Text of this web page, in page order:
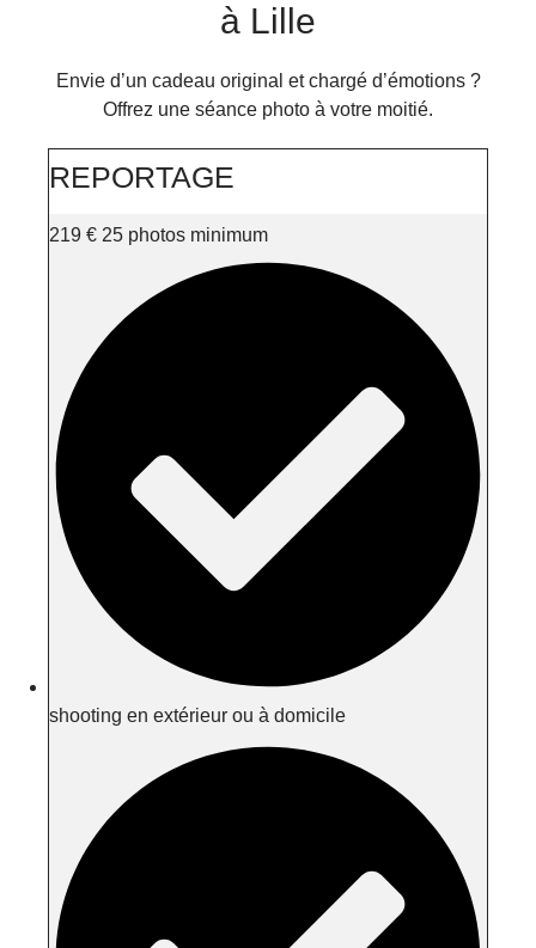
à Lille
Envie d’un cadeau original et chargé d’émotions ?
Offrez une séance photo à votre moitié.
REPORTAGE
219 € 25 photos minimum
shooting en extérieur ou à domicile